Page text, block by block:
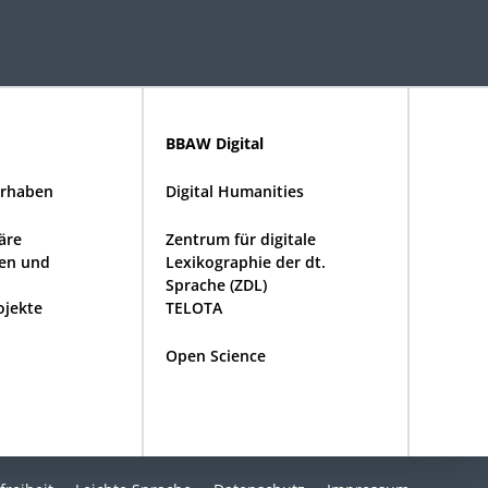
und
BBAW Digital
Digital Humanities
Zentrum für digitale
Lexikographie der dt.
Sprache (ZDL)
TELOTA
Open Science